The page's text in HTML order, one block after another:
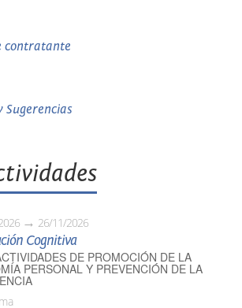
contratante
Sugerencias
26/11/2026
Cognitiva
DE PROMOCIÓN DE LA
PERSONAL Y PREVENCIÓN DE LA